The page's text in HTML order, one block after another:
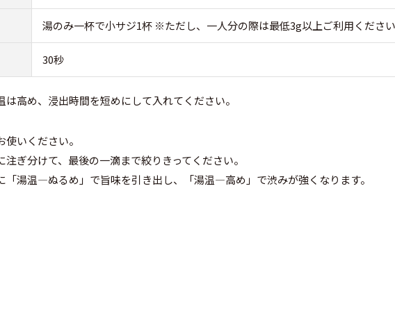
湯のみ一杯で小サジ1杯 ※ただし、一人分の際は最低3g以上ご利用ください
30秒
高め、浸出時間を短めにして入れてください。
いください。
ぎ分けて、最後の一滴まで絞りきってください。
湯温―ぬるめ」で旨味を引き出し、「湯温―高め」で渋みが強くなります。